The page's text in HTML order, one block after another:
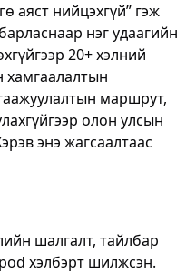
аяст нийцэхгүй” гэж
нэг удаагийн
20+ хэлний
маршрут,
олон улсын
энэ жагсаалтаас
шалгалт, тайлбар
pod хэлбэрт шилжсэн.